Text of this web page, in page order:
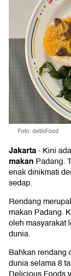
Foto: detikFood
Jakarta-Kini
makan Padang.
enak dinikmati
sedap.
Rendang
makan Padang.
oleh masyarakat
dunia.
Bahkan rendang
dunia selama 8